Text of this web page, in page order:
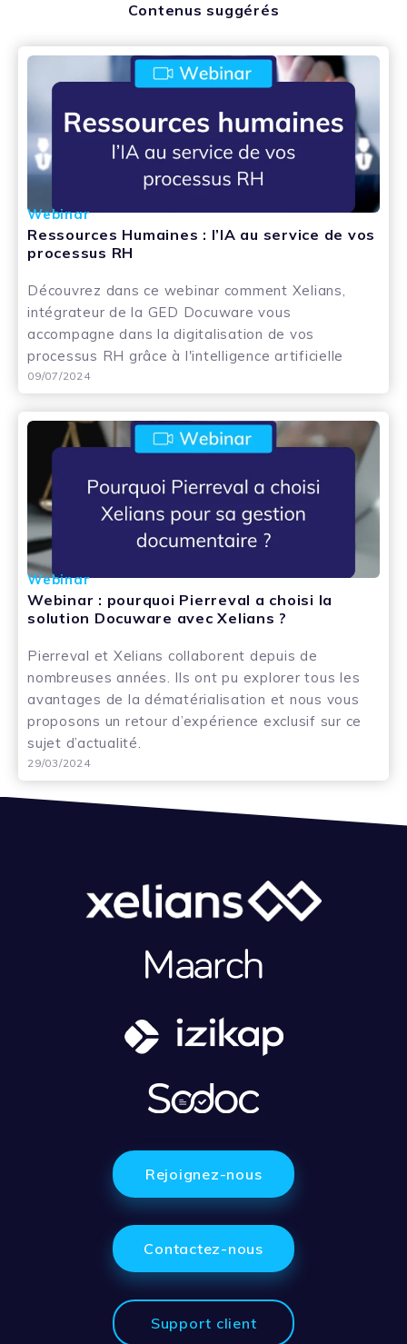
Contenus suggérés
Webinar
Ressources Humaines : l’IA au service de vos
processus RH
Découvrez dans ce webinar comment Xelians,
intégrateur de la GED Docuware vous
accompagne dans la digitalisation de vos
processus RH grâce à l'intelligence artificielle
09/07/2024
Webinar
Webinar : pourquoi Pierreval a choisi la
solution Docuware avec Xelians ?
Pierreval et Xelians collaborent depuis de
nombreuses années. Ils ont pu explorer tous les
avantages de la dématérialisation et nous vous
proposons un retour d’expérience exclusif sur ce
sujet d’actualité.
29/03/2024
Rejoignez-nous
Contactez-nous
Support client